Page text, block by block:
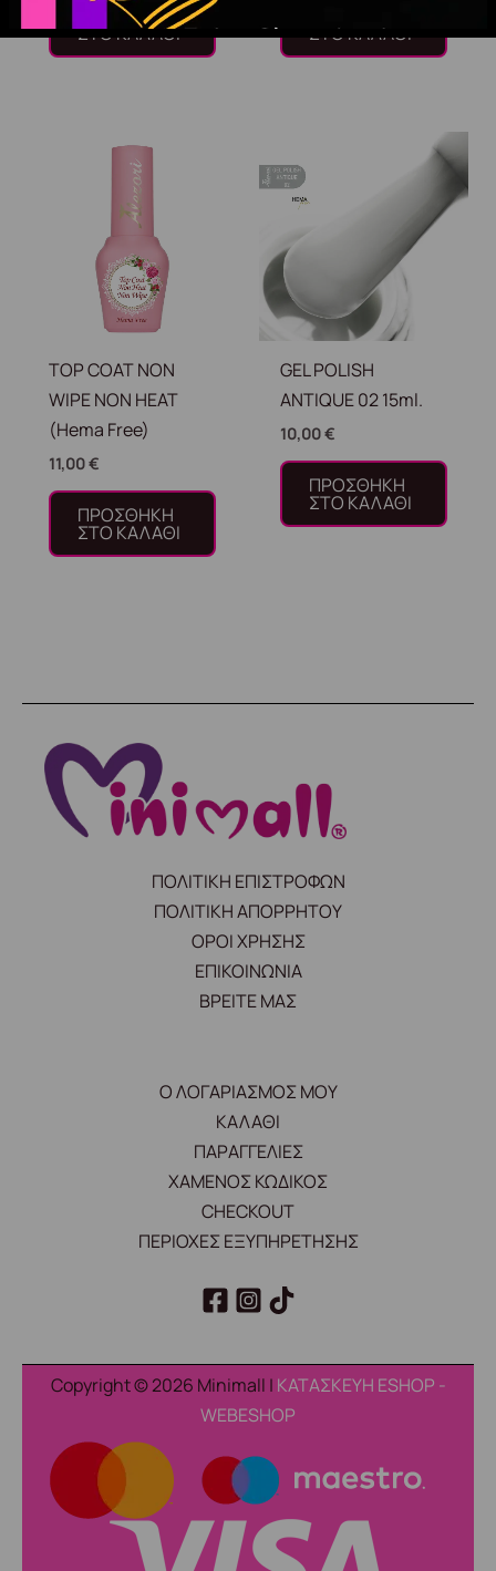
ΠΡΟΣΘΉΚΗ
ΣΤΟ ΚΑΛΆΘΙ ΣΤΟ ΚΑΛΆΘΙ
TOP COAT NON
WIPE NON HEAT
(Hema Free)
11,00€
ΠΡΟΣΘΉΚΗ
ΣΤΟ ΚΑΛΆΘΙ
GEL POLISH
ANTIQUE 02 15ml.
10,00€
ΠΡΟΣΘΉΚΗ
ΣΤΟ ΚΑΛΆΘΙ
ΠΟΛΙΤΙΚΗ ΕΠΙΣΤΡΟΦΩΝ
ΠΟΛΙΤΙΚΗ ΑΠΟΡΡΗΤΟΥ
ΟΡΟΙ ΧΡΗΣΗΣ
ΕΠΙΚΟΙΝΩΝΙΑ
ΒΡΕΙΤΕ ΜΑΣ
Ο ΛΟΓΑΡΙΑΣΜΟΣ ΜΟΥ
ΚΑΛΑΘΙ
ΠΑΡΑΓΓΕΛΙΕΣ
ΧΑΜΕΝΟΣ ΚΩΔΙΚΟΣ
CHECKOUT
ΠΕΡΙΟΧΕΣ ΕΞΥΠΗΡΕΤΗΣΗΣ
Copyright © 2026 Minimall | ΚΑΤΑΣΚΕΥΗ ESHOP -
WEBESHOP